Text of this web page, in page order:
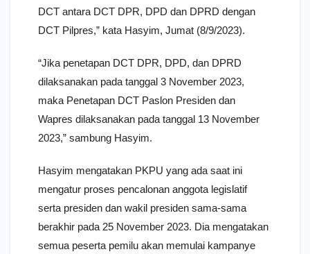
DCT antara DCT DPR, DPD dan DPRD dengan
DCT Pilpres,” kata Hasyim, Jumat (8/9/2023).
“Jika penetapan DCT DPR, DPD, dan DPRD
dilaksanakan pada tanggal 3 November 2023,
maka Penetapan DCT Paslon Presiden dan
Wapres dilaksanakan pada tanggal 13 November
2023,” sambung Hasyim.
Hasyim mengatakan PKPU yang ada saat ini
mengatur proses pencalonan anggota legislatif
serta presiden dan wakil presiden sama-sama
berakhir pada 25 November 2023. Dia mengatakan
semua peserta pemilu akan memulai kampanye